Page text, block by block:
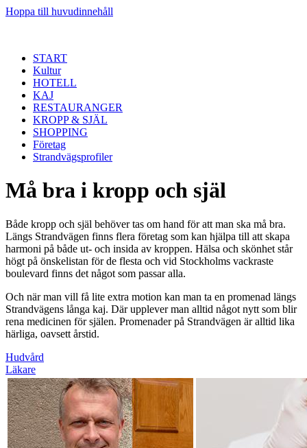
Hoppa till huvudinnehåll
START
Kultur
HOTELL
KAJ
RESTAURANGER
KROPP & SJÄL
SHOPPING
Företag
Strandvägsprofiler
Må bra i kropp och själ
Både kropp och själ behöver tas om hand för att man ska må bra.
Längs Strandvägen finns flera företag som kan hjälpa till att skapa
harmoni på både ut- och insida av kroppen. Hälsa och skönhet står
högt på önskelistan för de flesta och vid Stockholms vackraste
boulevard finns det något som passar alla.
Och när man vill få lite extra motion kan man ta en promenad längs
Strandvägens långa kaj. Där upplever man alltid något nytt som blir
rena medicinen för själen. Promenader på Strandvägen är alltid lika
härliga, oavsett årstid.
Hudvård
Läkare